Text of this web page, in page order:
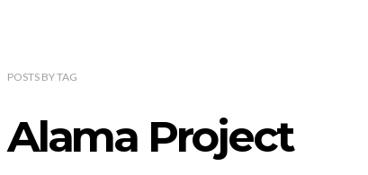
POSTS BYTAG
Alama Project